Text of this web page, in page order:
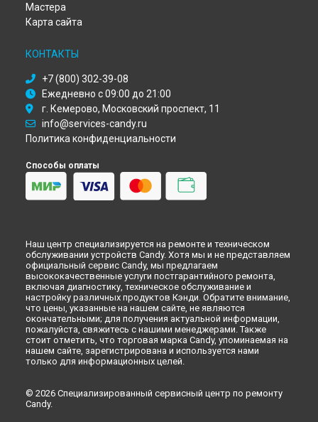
Ремонт посудомоечной машины CDI 2DS36 Candy в
Ремонт посудомоечной машины CDI 2DS36 Candy в
Ремонт посудомоечной машины CDI 2DS36 Candy в
Ремонт посудомоечной машины CDI 2DS36 Candy в
Ульяновске
Ремонт посудомоечной машины CDI 2DS36 Candy в
Ремонт посудомоечной машины CDI 2DS36 Candy в
Ремонт посудомоечной машины CDI 2DS36 Candy в
Кемерово
Ремонт посудомоечной машины CDI 2DS36 Candy в
Ремонт посудомоечной машины CDI 2DS36 Candy в
Астрахани
Ремонт посудомоечной машины CDI 2DS36 Candy в
Набережных Челнах
Ремонт посудомоечной машины CDI 2DS36 Candy в
Липецке
Мастера
Карта сайта
КОНТАКТЫ
+7 (800) 302-39-08
Ежедневно с 09:00 до 21:00
г. Кемерово, Московский проспект, 11
info@services-candy.ru
Политика конфиденциальности
Способы оплаты
Наш центр специализируется на ремонте и техническом
обслуживании устройств Candy. Хотя мы и не представляем
официальный сервис Candy, мы предлагаем
высококачественные услуги постгарантийного ремонта,
включая диагностику, техническое обслуживание и
настройку различных продуктов Кэнди. Обратите внимание,
что цены, указанные на нашем сайте, не являются
окончательными; для получения актуальной информации,
пожалуйста, свяжитесь с нашими менеджерами. Также
стоит отметить, что торговая марка Candy, упоминаемая на
нашем сайте, зарегистрирована и используется нами
только для информационных целей.
© 2026 Специализированный сервисный центр по ремонту
Candy.